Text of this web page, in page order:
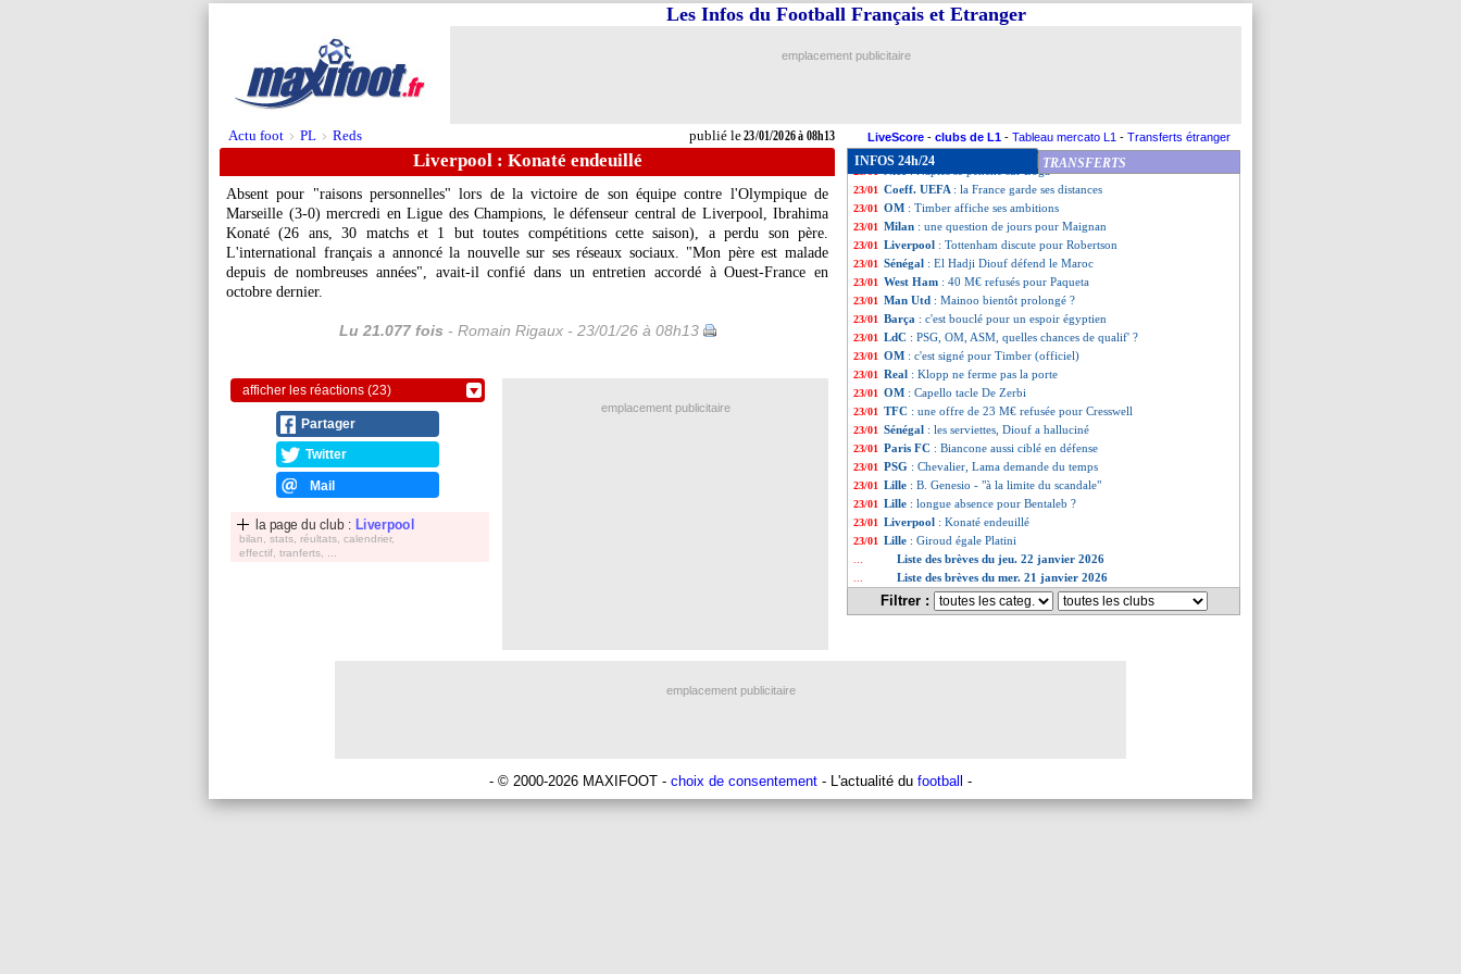
Actu foot > PL > Reds publié le23/01/2026 à 08h13
Les Infos du Football Français et Etranger
emplacement publicitaire
LiveScore - clubs de L1 - Tableau mercato L1 - Transferts étranger
Liverpool : Konaté endeuillé
Absent pour "raisons personnelles" lors de la victoire de son équipe contre l'Olympique de
Marseille (3-0) mercredi en Ligue des Champions, le défenseur central de Liverpool, Ibrahima
Konaté (26 ans, 30 matchs et 1 but toutes compétitions cette saison), a perdu son père.
L'international français a annoncé la nouvelle sur ses réseaux sociaux. "Mon père est malade
depuis de nombreuses années", avait-il confié dans un entretien accordé à Ouest-France en
octobre dernier.
Lu 21.077 fois - Romain Rigaux - 23/01/26 à 08h13
afficher les réactions (23)
Partager
Twitter
Mail
la page du club : Liverpool
bilan, stats, réultats, calendrier,
effectif, tranferts, ...
INFOS 24h/24 TRANSFERTS
23/01 Chelsea: Palmer, Rosenior ferme la porte
23/01 Lyon: Tagliafico absent un mois
23/01 Leipzig
23/01 LdC: qui sont les favoris pour le Top 8 ?
23/01 OM: Pavard, la mise au point de De Zerbi
: Naples se penche sur Boga
23/01 Coeff. UEFA : la France garde ses distances
23/01 OM : Timber affiche ses ambitions
23/01 Milan : une question de jours pour Maignan
23/01 Liverpool : Tottenham discute pour Robertson
23/01 Sénégal : El Hadji Diouf défend le Maroc
23/01 West Ham : 40 M€ refusés pour Paqueta
23/01 Man Utd : Mainoo bientôt prolongé ?
23/01 Barça : c'est bouclé pour un espoir égyptien
23/01 LdC : PSG, OM, ASM, quelles chances de qualif' ?
23/01 OM : c'est signé pour Timber (officiel)
23/01 Real : Klopp ne ferme pas la porte
23/01 OM : Capello tacle De Zerbi
23/01 TFC : une offre de 23 M€ refusée pour Cresswell
23/01 Sénégal : les serviettes, Diouf a halluciné
23/01 Paris FC : Biancone aussi ciblé en défense
23/01 PSG : Chevalier, Lama demande du temps
23/01 Lille : B. Genesio - "à la limite du scandale"
23/01 Lille : longue absence pour Bentaleb ?
23/01 Liverpool : Konaté endeuillé
23/01 Lille : Giroud égale Platini
Liste des brèves du jeu. 22 janvier 2026
Liste des brèves du mer. 21 janvier 2026
Filtrer :
emplacement publicitaire
emplacement publicitaire
- © 2000-2026 MAXIFOOT - choix de consentement - L'actualité du football -